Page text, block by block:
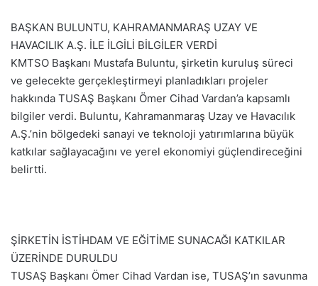
BAŞKAN BULUNTU, KAHRAMANMARAŞ UZAY VE
HAVACILIK A.Ş. İLE İLGİLİ BİLGİLER VERDİ
KMTSO Başkanı Mustafa Buluntu, şirketin kuruluş süreci
ve gelecekte gerçekleştirmeyi planladıkları projeler
hakkında TUSAŞ Başkanı Ömer Cihad Vardan’a kapsamlı
bilgiler verdi. Buluntu, Kahramanmaraş Uzay ve Havacılık
A.Ş.’nin bölgedeki sanayi ve teknoloji yatırımlarına büyük
katkılar sağlayacağını ve yerel ekonomiyi güçlendireceğini
belirtti.
ŞİRKETİN İSTİHDAM VE EĞİTİME SUNACAĞI KATKILAR
ÜZERİNDE DURULDU
TUSAŞ Başkanı Ömer Cihad Vardan ise, TUSAŞ’ın savunma